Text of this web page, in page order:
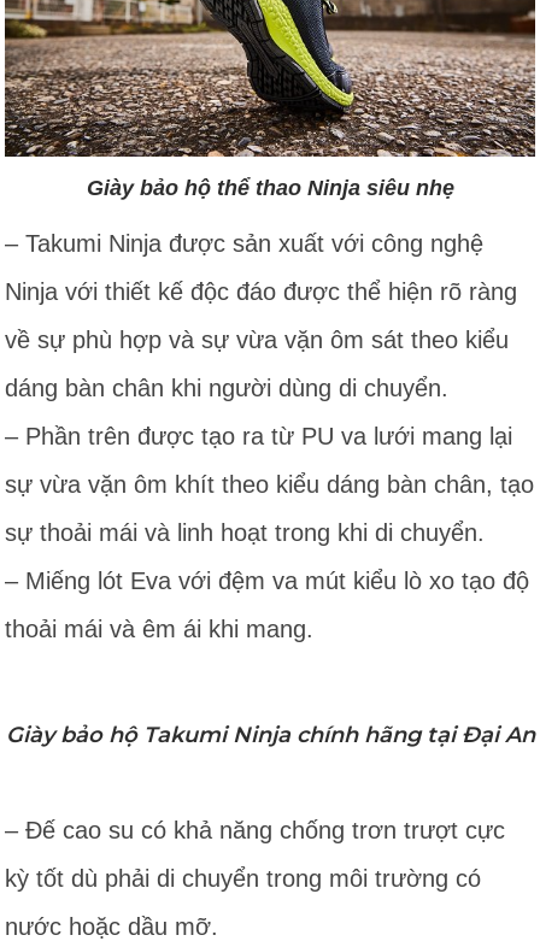
Giày bảo hộ thể thao Ninja siêu nhẹ
– Takumi Ninja được sản xuất với công nghệ
Ninja với thiết kế độc đáo được thể hiện rõ ràng
về sự phù hợp và sự vừa vặn ôm sát theo kiểu
dáng bàn chân khi người dùng di chuyển.
– Phần trên được tạo ra từ PU va lưới mang lại
sự vừa vặn ôm khít theo kiểu dáng bàn chân, tạo
sự thoải mái và linh hoạt trong khi di chuyển.
– Miếng lót Eva với đệm va mút kiểu lò xo tạo độ
thoải mái và êm ái khi mang.
Giày bảo hộ Takumi Ninja chính hãng tại Đại An
– Đế cao su có khả năng chống trơn trượt cực
kỳ tốt dù phải di chuyển trong môi trường có
nước hoặc dầu mỡ.